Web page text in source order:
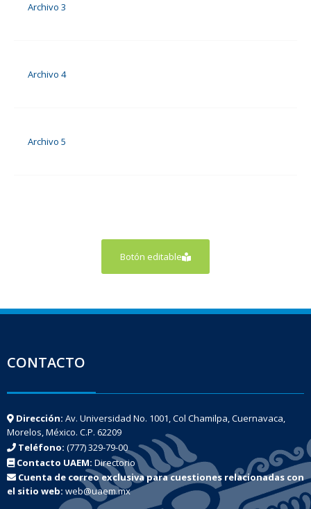
Archivo 3
Archivo 4
Archivo 5
Botón editable
CONTACTO
Dirección: Av. Universidad No. 1001, Col Chamilpa, Cuernavaca,
Morelos, México. C.P. 62209
Teléfono: (777) 329-79-00
Contacto UAEM: Directorio
Cuenta de correo exclusiva para cuestiones relacionadas con
el sitio web: web@uaem.mx